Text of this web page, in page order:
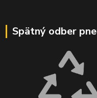
Spätný odber